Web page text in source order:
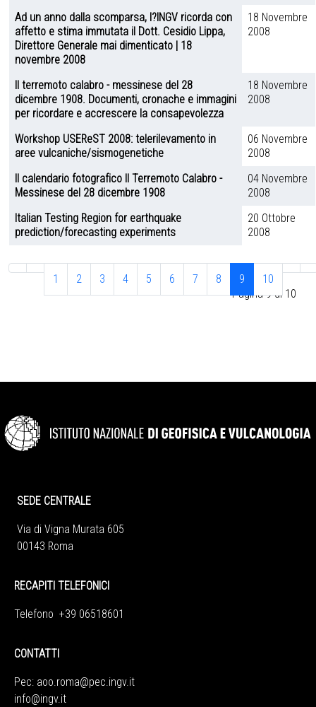
Ad un anno dalla scomparsa, l?INGV ricorda con
affetto e stima immutata il Dott. Cesidio Lippa,
Direttore Generale mai dimenticato | 18
novembre 2008
18 Novembre
2008
Il terremoto calabro - messinese del 28
dicembre 1908. Documenti, cronache e immagini
per ricordare e accrescere la consapevolezza
18 Novembre
2008
Workshop USEReST 2008: telerilevamento in
aree vulcaniche/sismogenetiche
06 Novembre
2008
Il calendario fotografico Il Terremoto Calabro -
Messinese del 28 dicembre 1908
04 Novembre
2008
Italian Testing Region for earthquake
prediction/forecasting experiments
20 Ottobre
2008
Pagina 9 di 10
1 2 3 4 5 6 7 8 9 10
SEDE CENTRALE
Via di Vigna Murata 605
00143 Roma
RECAPITI TELEFONICI
Telefono +39 06518601
CONTATTI
Pec: aoo.roma@pec.ingv.it
info@ingv.it